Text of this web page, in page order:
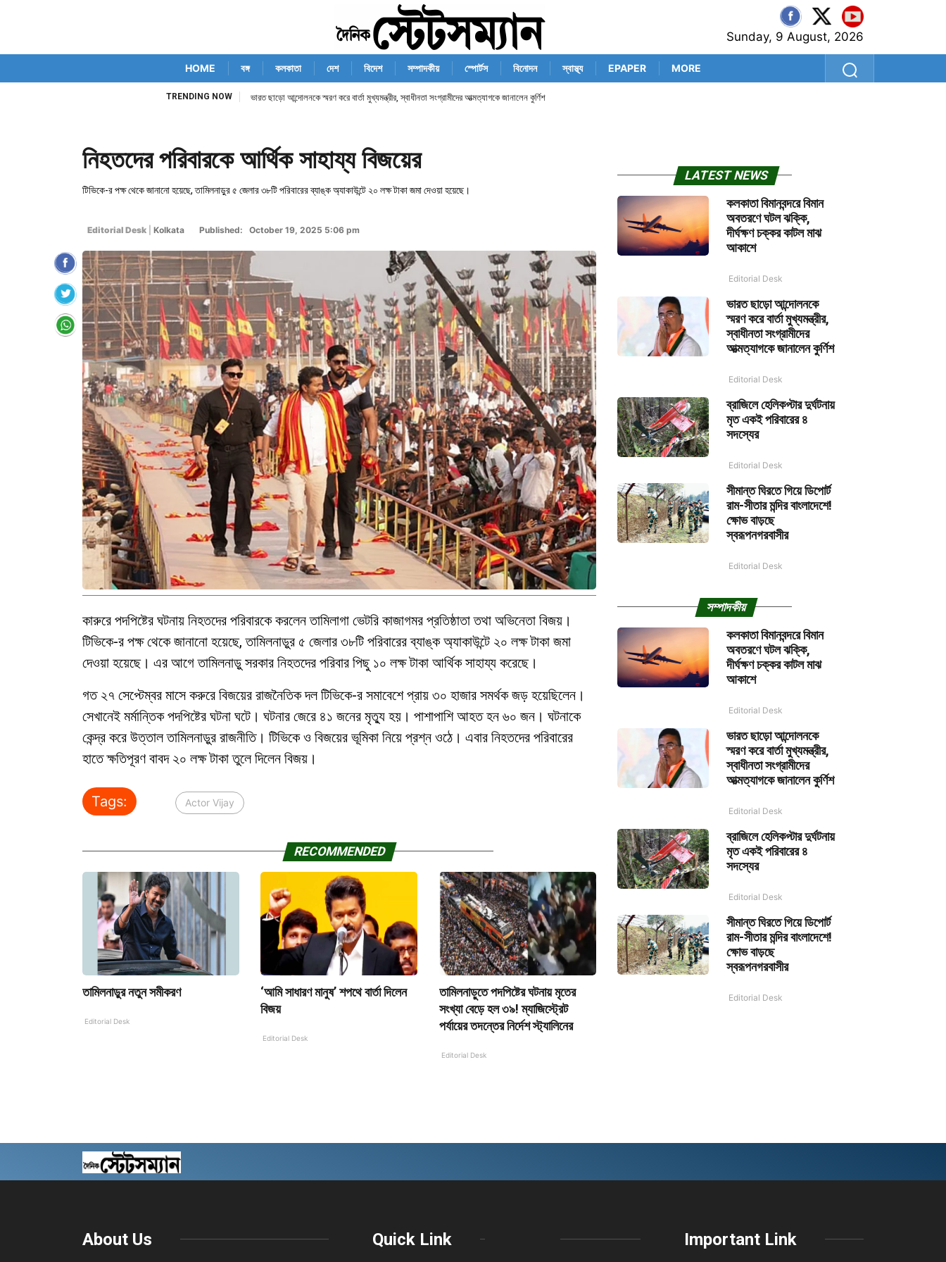
Sunday, 9 August, 2026
HOME বঙ্গ কলকাতা দেশ বিদেশ সম্পাদকীয় স্পোর্টস বিনোদন স্বাস্থ্য EPAPER MORE
TRENDING NOW ভারত ছাড়ো আন্দোলনকে স্মরণ করে বার্তা মুখ্যমন্ত্রীর, স্বাধীনতা সংগ্রামীদের আত্মত্যাগকে জানালেন কুর্ণিশ
নিহতদের পরিবারকে আর্থিক সাহায্য বিজয়ের
টিভিকে-র পক্ষ থেকে জানানো হয়েছে, তামিলনাড়ুর ৫ জেলার ৩৮টি পরিবারের ব্যাঙ্ক অ্যাকাউন্টে ২০ লক্ষ টাকা জমা দেওয়া হয়েছে।
Editorial Desk Kolkata Published: October 19, 2025 5:06 pm
কারুরে পদপিষ্টের ঘটনায় নিহতদের পরিবারকে করলেন তামিলাগা ভেটরি কাজাগমর প্রতিষ্ঠাতা তথা অভিনেতা বিজয়।
টিভিকে-র পক্ষ থেকে জানানো হয়েছে, তামিলনাড়ুর ৫ জেলার ৩৮টি পরিবারের ব্যাঙ্ক অ্যাকাউন্টে ২০ লক্ষ টাকা জমা
দেওয়া হয়েছে। এর আগে তামিলনাড়ু সরকার নিহতদের পরিবার পিছু ১০ লক্ষ টাকা আর্থিক সাহায্য করেছে।
গত ২৭ সেপ্টেম্বর মাসে করুরে বিজয়ের রাজনৈতিক দল টিভিকে-র সমাবেশে প্রায় ৩০ হাজার সমর্থক জড় হয়েছিলেন।
সেখানেই মর্মান্তিক পদপিষ্টের ঘটনা ঘটে। ঘটনার জেরে ৪১ জনের মৃত্যু হয়। পাশাপাশি আহত হন ৬০ জন। ঘটনাকে
কেন্দ্র করে উত্তাল তামিলনাড়ুর রাজনীতি। টিভিকে ও বিজয়ের ভূমিকা নিয়ে প্রশ্ন ওঠে। এবার নিহতদের পরিবারের
হাতে ক্ষতিপূরণ বাবদ ২০ লক্ষ টাকা তুলে দিলেন বিজয়।
Tags: Actor Vijay
RECOMMENDED
তামিলনাড়ুর নতুন সমীকরণ
Editorial Desk
‘আমি সাধারণ মানুষ’ শপথে বার্তা দিলেন
বিজয়
Editorial Desk
তামিলনাড়ুতে পদপিষ্টের ঘটনায় মৃতের
সংখ্যা বেড়ে হল ৩৯! ম্যাজিস্ট্রেট
পর্যায়ের তদন্তের নির্দেশ স্ট্যালিনের
Editorial Desk
LATEST NEWS
কলকাতা বিমানবন্দরে বিমান
অবতরণে ঘটল ঝক্কি,
দীর্ঘক্ষণ চক্কর কাটল মাঝ
আকাশে
Editorial Desk
ভারত ছাড়ো আন্দোলনকে
স্মরণ করে বার্তা মুখ্যমন্ত্রীর,
স্বাধীনতা সংগ্রামীদের
আত্মত্যাগকে জানালেন কুর্ণিশ
Editorial Desk
ব্রাজিলে হেলিকপ্টার দুর্ঘটনায়
মৃত একই পরিবারের ৪
সদস্যের
Editorial Desk
সীমান্ত ঘিরতে গিয়ে ডিপোর্ট
রাম-সীতার মন্দির বাংলাদেশে!
ক্ষোভ বাড়ছে
স্বরূপনগরবাসীর
Editorial Desk
সম্পাদকীয়
কলকাতা বিমানবন্দরে বিমান
অবতরণে ঘটল ঝক্কি,
দীর্ঘক্ষণ চক্কর কাটল মাঝ
আকাশে
Editorial Desk
ভারত ছাড়ো আন্দোলনকে
স্মরণ করে বার্তা মুখ্যমন্ত্রীর,
স্বাধীনতা সংগ্রামীদের
আত্মত্যাগকে জানালেন কুর্ণিশ
Editorial Desk
ব্রাজিলে হেলিকপ্টার দুর্ঘটনায়
মৃত একই পরিবারের ৪
সদস্যের
Editorial Desk
সীমান্ত ঘিরতে গিয়ে ডিপোর্ট
রাম-সীতার মন্দির বাংলাদেশে!
ক্ষোভ বাড়ছে
স্বরূপনগরবাসীর
Editorial Desk
About Us Quick Link Important Link